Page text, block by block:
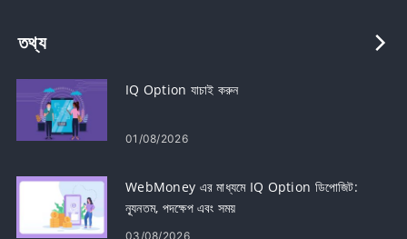
তথ্য
IQ Option যাচাই করুন
01/08/2026
WebMoney এর মাধ্যমে IQ Option ডিপোজিট:
ন্যূনতম, পদক্ষেপ এবং সময়
03/08/2026